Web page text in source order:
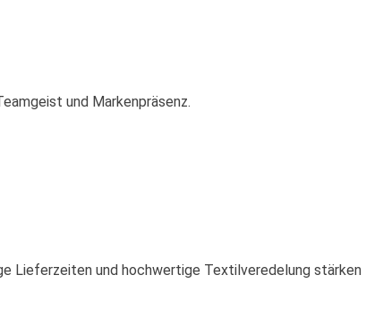
und Markenpräsenz.
Lieferzeiten und hochwertige Textilveredelung stärken